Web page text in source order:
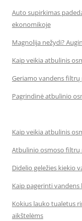
Auto supirkimas
ekonomikoje
Magnolija nežydi?
Kaip veikia atbulinis
Geriamo vandens
Pagrindinė atbulinio
Kaip veikia atbulinis
Atbulinio osmoso filtrų
Didelio geležies kiekio
Kaip pagerinti
Kokius lauko tualetus
aikštelėms